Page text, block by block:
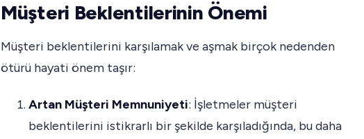
Müşteri Beklentilerinin Önemi
Müşteri beklentilerini karşılamak ve aşmak birçok nedenden
ötürü hayati önem taşır:
Artan Müşteri Memnuniyeti: İşletmeler müşteri
beklentilerini istikrarlı bir şekilde karşıladığında, bu daha